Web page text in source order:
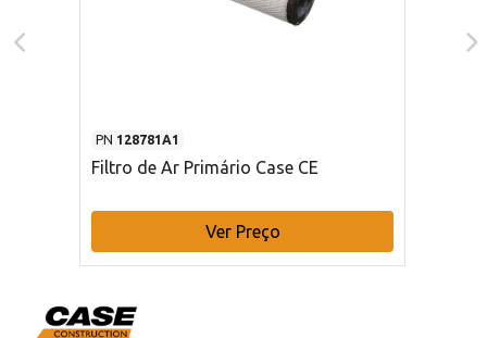
PN 128781A1
Filtro de Ar Primário Case CE
Ver Preço